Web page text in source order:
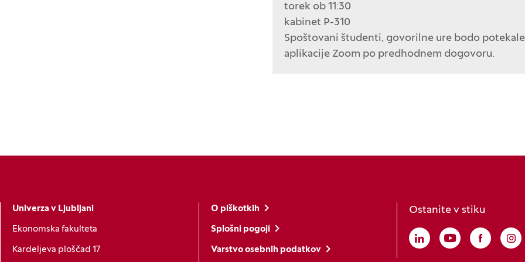
torek ob 11:30
kabinet P-310
Spoštovani študenti, govorilne ure bodo
aplikacije Zoom po predhodnem dogovoru.
Univerza v Ljubljani
Ekonomska fakulteta
Kardeljeva ploščad 17
O piškotkih
Splošni pogoji
Varstvo osebnih podatkov
Ostanite v stiku
Linkedin
(Odpre se v novem
Youtube
(Odpre se v
Facebook
(Odpre